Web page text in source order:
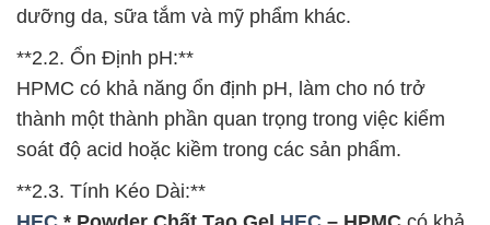
dưỡng da, sữa tắm và mỹ phẩm khác.
**2.2. Ổn Định pH:**
HPMC có khả năng ổn định pH, làm cho nó trở
thành một thành phần quan trọng trong việc kiểm
soát độ acid hoặc kiềm trong các sản phẩm.
**2.3. Tính Kéo Dài:**